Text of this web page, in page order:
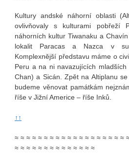
Kultury andské náhorní oblasti
ovlivňovaly s kulturami pobřeží
náhorních kultur Tiwanaku a
lokalit Paracas a Nazca v
Komplexnější představu máme o
Peru a na ni navazujících mladších
Chan) a Sicán. Zpět na Altiplanu
budeme věnovat památkám
říše v Jižní Americe – říše Inků.
↑↑
≈ ≈ ≈ ≈ ≈ ≈ ≈ ≈ ≈ ≈ ≈ ≈ ≈ ≈ ≈ ≈ ≈ ≈ ≈
≈ ≈ ≈ ≈ ≈ ≈ ≈ ≈ ≈ ≈ ≈ ≈ ≈ ≈